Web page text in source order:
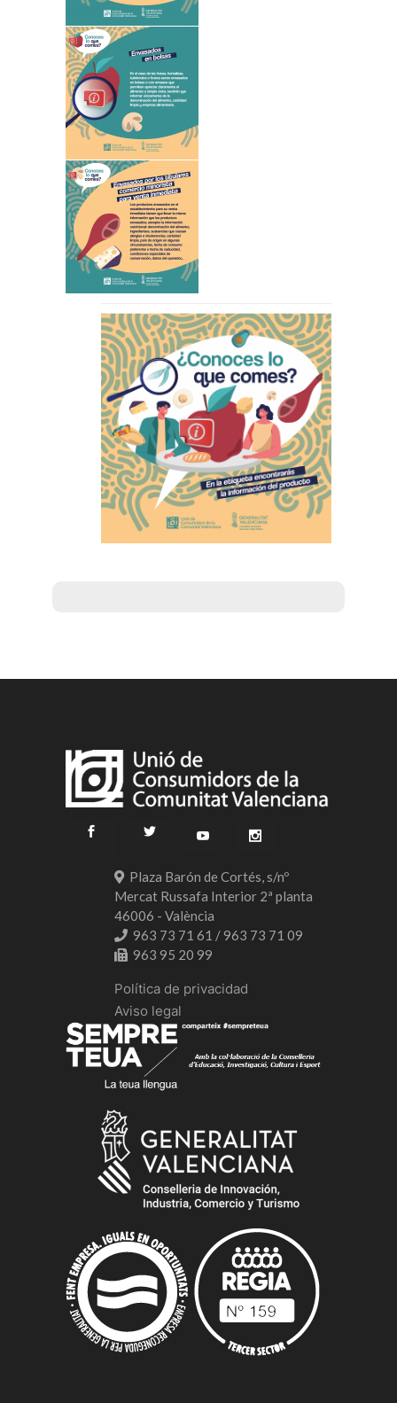
Plaza Barón de Cortés, s/nº
Mercat Russafa Interior 2ª planta
46006 - València
963 73 71 61 / 963 73 71 09
963 95 20 99
Política de privacidad
Aviso legal